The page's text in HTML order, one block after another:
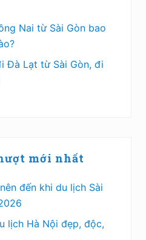
Nai từ Sài Gòn bao
Đà Lạt từ Sài Gòn, đi
mới nhất
đến khi du lịch Sài
lịch Hà Nội đẹp, độc,